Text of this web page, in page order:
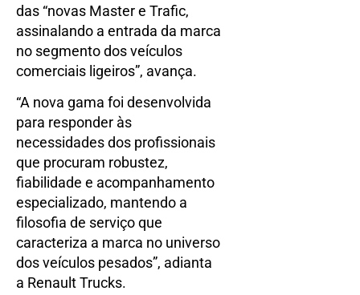
das “novas Master e Trafic,
assinalando a entrada da marca
no segmento dos veículos
comerciais ligeiros”, avança.
“A nova gama foi desenvolvida
para responder às
necessidades dos profissionais
que procuram robustez,
fiabilidade e acompanhamento
especializado, mantendo a
filosofia de serviço que
caracteriza a marca no universo
dos veículos pesados”, adianta
a Renault Trucks.